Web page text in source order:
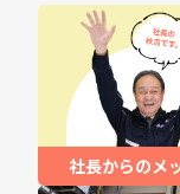
社長からのメ